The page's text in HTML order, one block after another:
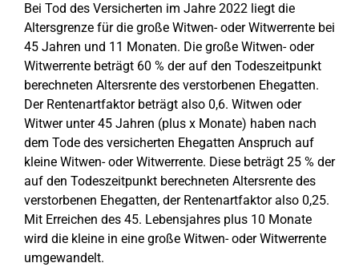
Bei Tod des Versicherten im Jahre 2022 liegt die
Altersgrenze für die große Witwen- oder Witwerrente bei
45 Jahren und 11 Monaten. Die große Witwen- oder
Witwerrente beträgt 60 % der auf den Todeszeitpunkt
berechneten Altersrente des verstorbenen Ehegatten.
Der Rentenartfaktor beträgt also 0,6. Witwen oder
Witwer unter 45 Jahren (plus x Monate) haben nach
dem Tode des versicherten Ehegatten Anspruch auf
kleine Witwen- oder Witwerrente. Diese beträgt 25 % der
auf den Todeszeitpunkt berechneten Altersrente des
verstorbenen Ehegatten, der Rentenartfaktor also 0,25.
Mit Erreichen des 45. Lebensjahres plus 10 Monate
wird die kleine in eine große Witwen- oder Witwerrente
umgewandelt.